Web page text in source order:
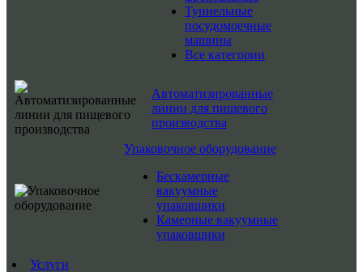
Туннельные
посудомоечные
машины
Все категории
Автоматизированные
линии для пищевого
производства
Упаковочное оборудование
Бескамерные
вакуумные
упаковщики
Камерные вакуумные
упаковщики
Услуги